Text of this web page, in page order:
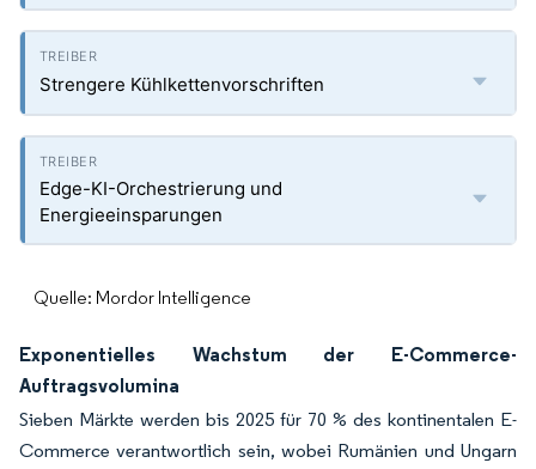
Strengere Kühlkettenvorschriften
Edge-KI-Orchestrierung und
Energieeinsparungen
Quelle: Mordor Intelligence
Exponentielles Wachstum der E-Commerce-
Auftragsvolumina
Sieben Märkte werden bis 2025 für 70 % des kontinentalen E-
Commerce verantwortlich sein, wobei Rumänien und Ungarn